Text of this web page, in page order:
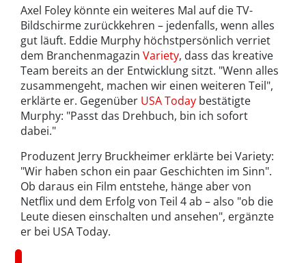
Axel Foley könnte ein weiteres Mal auf die TV-
Bildschirme zurückkehren – jedenfalls, wenn alles
gut läuft. Eddie Murphy höchstpersönlich verriet
dem Branchenmagazin Variety, dass das kreative
Team bereits an der Entwicklung sitzt. "Wenn alles
zusammengeht, machen wir einen weiteren Teil",
erklärte er. Gegenüber USA Today bestätigte
Murphy: "Passt das Drehbuch, bin ich sofort
dabei."
Produzent Jerry Bruckheimer erklärte bei Variety:
"Wir haben schon ein paar Geschichten im Sinn".
Ob daraus ein Film entstehe, hänge aber von
Netflix und dem Erfolg von Teil 4 ab – also "ob die
Leute diesen einschalten und ansehen", ergänzte
er bei USA Today.